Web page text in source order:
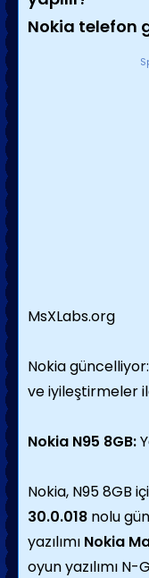
Nokia telefon
MsXLabs.org
Nokia
ve iyileştirmeler
Nokia N95 8GB:
Nokia, N95 8GB
30.0.018 nolu
yazılımı Nokia
oyun yazılımı